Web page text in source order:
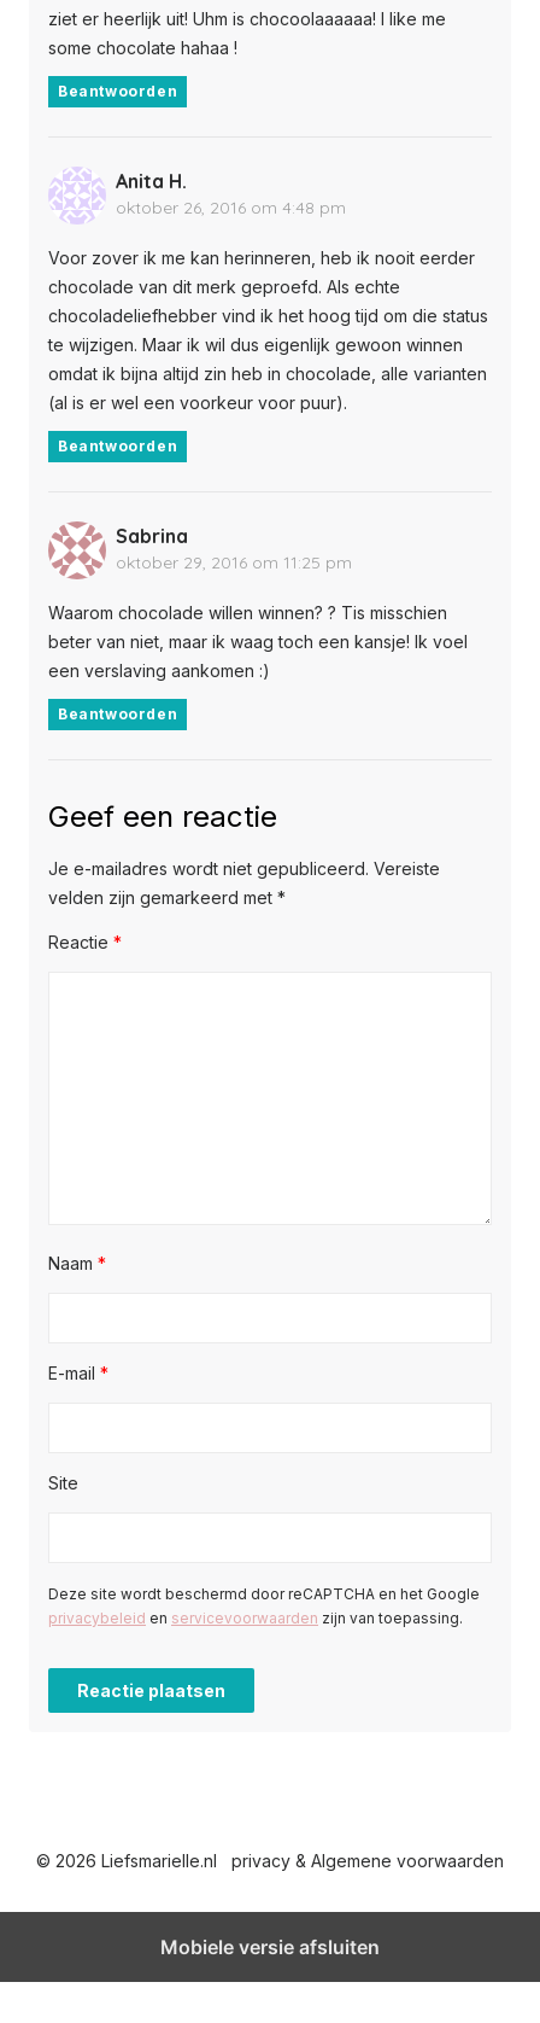
ziet er heerlijk uit! Uhm is chocoolaaaaaa! I like me
some chocolate hahaa !
Beantwoorden
Anita H.
oktober 26, 2016 om 4:48 pm
Voor zover ik me kan herinneren, heb ik nooit eerder
chocolade van dit merk geproefd. Als echte
chocoladeliefhebber vind ik het hoog tijd om die status
te wijzigen. Maar ik wil dus eigenlijk gewoon winnen
omdat ik bijna altijd zin heb in chocolade, alle varianten
(al is er wel een voorkeur voor puur).
Beantwoorden
Sabrina
oktober 29, 2016 om 11:25 pm
Waarom chocolade willen winnen? ? Tis misschien
beter van niet, maar ik waag toch een kansje! Ik voel
een verslaving aankomen :)
Beantwoorden
Geef een reactie
Je e-mailadres wordt niet gepubliceerd. Vereiste
velden zijn gemarkeerd met *
Reactie *
Naam *
E-mail *
Site
Deze site wordt beschermd door reCAPTCHA en het Google
privacybeleid en servicevoorwaarden zijn van toepassing.
© 2026 Liefsmarielle.nl privacy & Algemene voorwaarden
Mobiele versie afsluiten